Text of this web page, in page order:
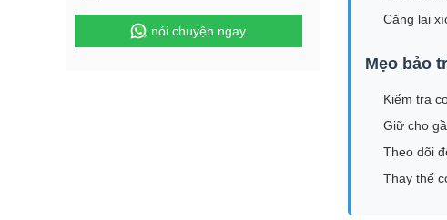
nói chuyện ngay.
Căng lại
Mẹo bảo
Kiểm tra
Giữ cho
Theo dõi
Thay thế